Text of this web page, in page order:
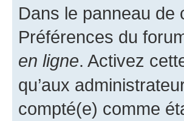
Dans le panneau de
Préférences du
en ligne. Activez
qu’aux
compté(e) comme